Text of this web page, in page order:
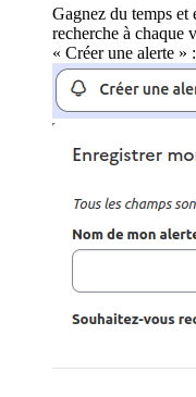
Gagnez du temps et
recherche à chaque
« Créer une alerte » :